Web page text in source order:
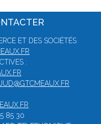
ET DES SOCIÉTÉS
:
85 30